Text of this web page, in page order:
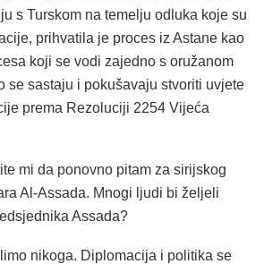
s Turskom na temelju odluka koje su
prihvatila je proces iz Astane kao
koji se vodi zajedno s oružanom
se sastaju i pokušavaju stvoriti uvjete
prema Rezoluciji 2254 Vijeća
mi da ponovno pitam za sirijskog
Al-Assada. Mnogi ljudi bi željeli
Assada?
nikoga. Diplomacija i politika se